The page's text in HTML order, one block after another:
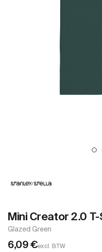
Mini Creator 2.0
Glazed Green
6,09€excl. BTW